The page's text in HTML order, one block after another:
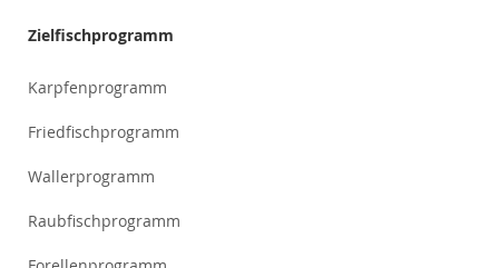
Zielfischprogramm
Karpfenprogramm
Friedfischprogramm
Wallerprogramm
Raubfischprogramm